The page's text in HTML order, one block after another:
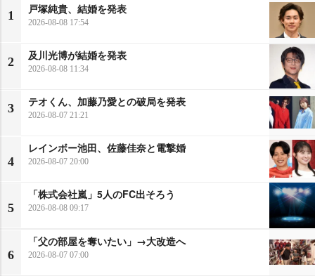
1
戸塚純貴、結婚を発表
2026-08-08 17:54
2
及川光博が結婚を発表
2026-08-08 11:34
3
テオくん、加藤乃愛との破局を発表
2026-08-07 21:21
4
レインボー池田、佐藤佳奈と電撃婚
2026-08-07 20:00
5
「株式会社嵐」5人のFC出そろう
2026-08-08 09:17
6
「父の部屋を奪いたい」→大改造へ
2026-08-07 07:00